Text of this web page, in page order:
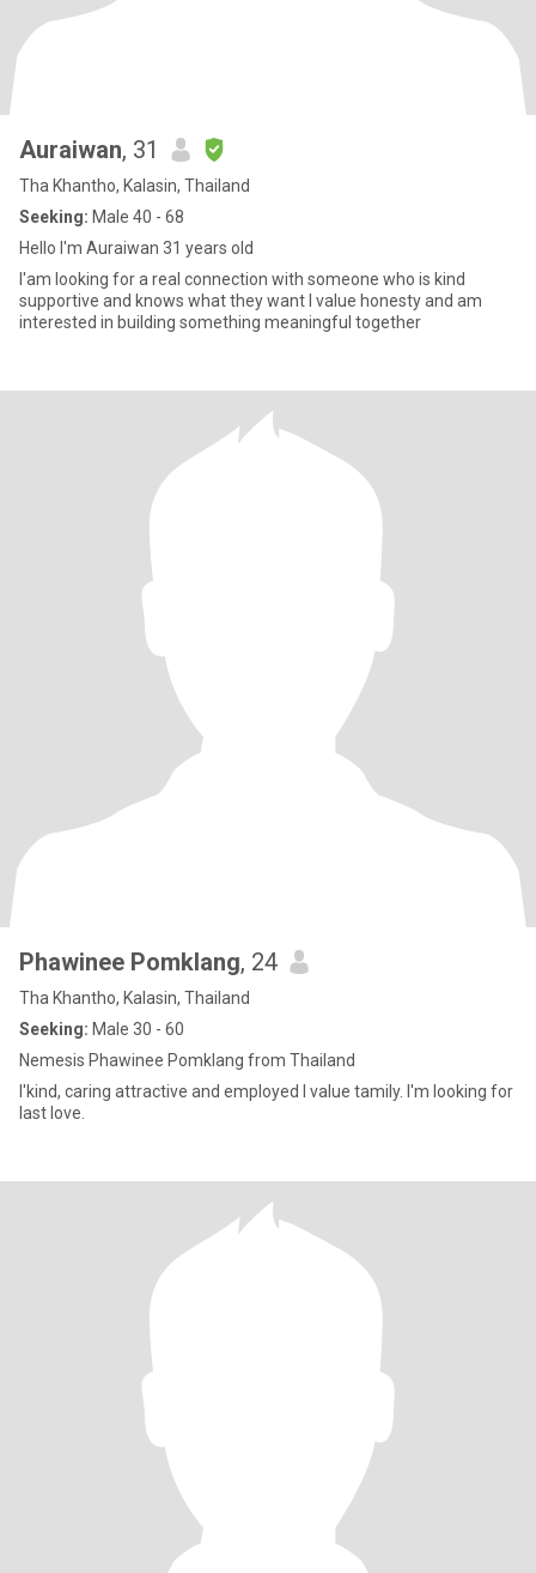
Auraiwan, 31
Tha Khantho, Kalasin, Thailand
Seeking: Male 40 - 68
Hello I'm Auraiwan 31 years old
l'am looking for a real connection with someone who is kind
supportive and knows what they want l value honesty and am
interested in building something meaningful together
Phawinee Pomklang, 24
Tha Khantho, Kalasin, Thailand
Seeking: Male 30 - 60
Nemesis Phawinee Pomklang from Thailand
l'kind, caring attractive and employed l value tamily. l'm looking for
last love.